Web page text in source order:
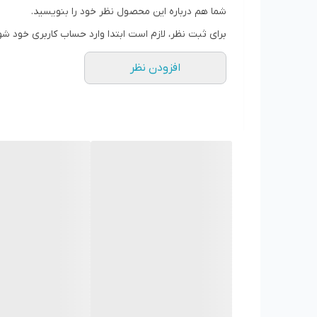
شما هم درباره این محصول نظر خود را بنویسید.
برای ثبت نظر، لازم است ابتدا وارد حساب کاربری خود
افزودن نظر